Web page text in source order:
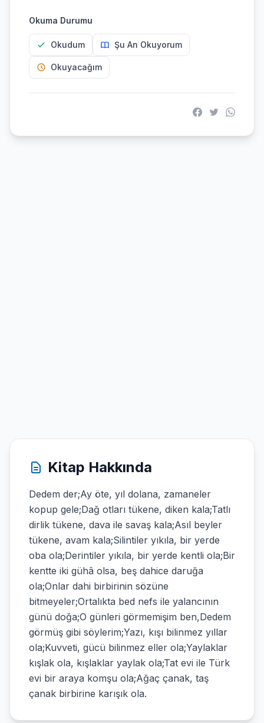
Okuma Durumu
Okudum Şu An Okuyorum
Okuyacağım
Kitap Hakkında
Dedem der;Ay öte, yıl dolana, zamaneler
kopup gele;Dağ otları tükene, diken kala;Tatlı
dirlik tükene, dava ile savaş kala;Asıl beyler
tükene, avam kala;Silintiler yıkıla, bir yerde
oba ola;Derintiler yıkıla, bir yerde kentli ola;Bir
kentte iki gühâ olsa, beş dahice daruğa
ola;Onlar dahi birbirinin sözüne
bitmeyeler;Ortalıkta bed nefs ile yalancının
günü doğa;O günleri görmemişim ben,Dedem
görmüş gibi söylerim;Yazı, kışı bilinmez yıllar
ola;Kuvveti, gücü bilinmez eller ola;Yaylaklar
kışlak ola, kışlaklar yaylak ola;Tat evi ile Türk
evi bir araya komşu ola;Ağaç çanak, taş
çanak birbirine karışık ola.